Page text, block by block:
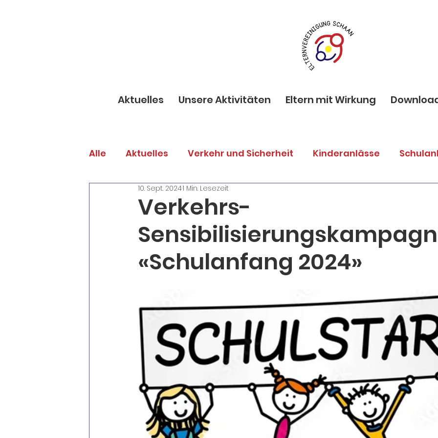
Aktuelles Unsere Aktivitäten Eltern mit Wirkung
Alle Aktuelles Verkehr und Sicherheit Kinderanlässe
Gemeindeanlässe Elternanlässe
Verkehrs-
«Schulanfang 2024»
10. Sept. 20241 Min. Lesezeit